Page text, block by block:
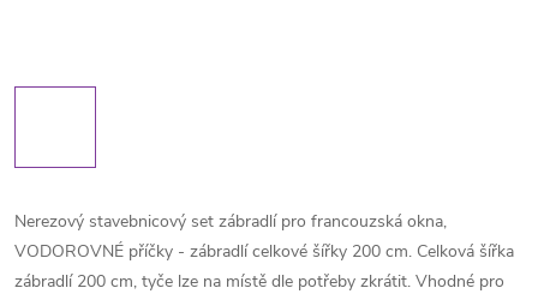
Nerezový stavebnicový set zábradlí pro francouzská okna,
VODOROVNÉ příčky - zábradlí celkové šířky 200 cm. Celková šířka
zábradlí 200 cm, tyče lze na místě dle potřeby zkrátit. Vhodné pro